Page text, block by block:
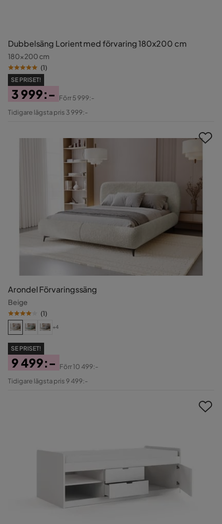
Dubbelsäng Lorient med förvaring 180x200 cm
180x200 cm
(1)
SE PRISET!
Pris
3 999:-
Original
Förr5 999:-
Tidigare lägsta pris 3 999:-
Arondel Förvaringssäng
Beige
(1)
+4
SE PRISET!
Pris
9 499:-
Original
Förr10 499:-
Tidigare lägsta pris 9 499:-